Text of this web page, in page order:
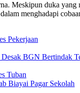
Meskipun duka
menghadapi
Pekerjaan
BGN Bertindak
Tuban
Biayai Pagar Sekolah